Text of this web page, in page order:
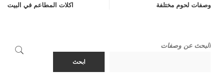
وصفات لحوم مختلفة اكلات المطاعم في البيت
البحث عن وصفات
ابحث